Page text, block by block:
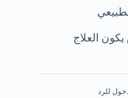
العلاج
للرد